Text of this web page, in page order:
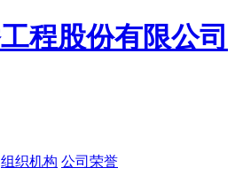
组织机构 公司荣誉